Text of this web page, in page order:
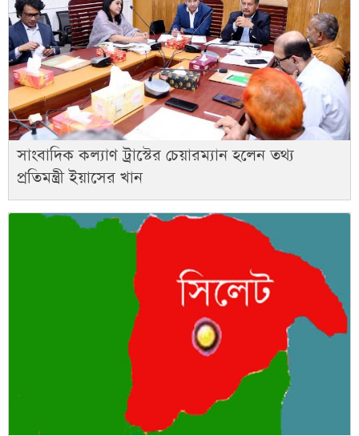
সাংবাদিক কল্যাণ ট্রাস্টের চেয়ারম্যান হলেন তথ্য
প্রতিমন্ত্রী ইয়াসের খান